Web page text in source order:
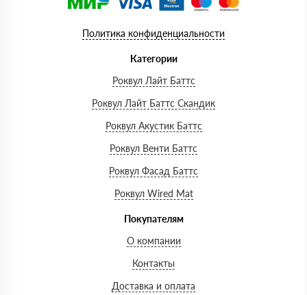
Политика конфиденциальности
Категории
Роквул Лайт Баттс
Роквул Лайт Баттс Скандик
Роквул Акустик Баттс
Роквул Венти Баттс
Роквул Фасад Баттс
Роквул Wired Mat
Покупателям
О компании
Контакты
Доставка и оплата